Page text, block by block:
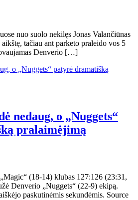
nuo suolo nekilęs Jonas Valančiūnas
tačiau ant parketo praleido vos 5
Denverio […]
nedaug, o „Nuggets“
pralaimėjimą
(18-14) klubas 127:126 (23:31,
Denverio „Nuggets“ (22-9) ekipą.
paskutinėmis sekundėmis. Source